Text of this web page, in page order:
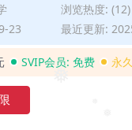
浏览热度: (12)
23
最近更新:
SVIP会员: 免费 永